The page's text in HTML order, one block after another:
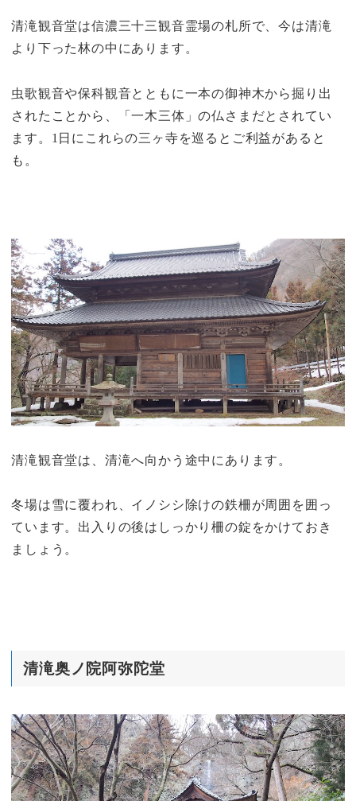
清滝観音堂は信濃三十三観音霊場の札所で、今は清滝
より下った林の中にあります。
虫歌観音や保科観音とともに一本の御神木から掘り出
されたことから、「一木三体」の仏さまだとされてい
ます。1日にこれらの三ヶ寺を巡るとご利益があると
も。
清滝観音堂は、清滝へ向かう途中にあります。
冬場は雪に覆われ、イノシシ除けの鉄柵が周囲を囲っ
ています。出入りの後はしっかり柵の錠をかけておき
ましょう。
清滝奥ノ院阿弥陀堂